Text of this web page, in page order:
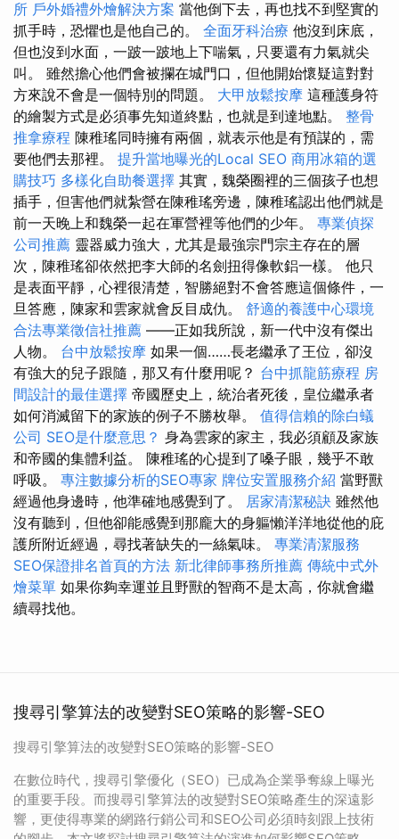
所 戶外婚禮外燴解決方案 當他倒下去，再也找不到堅實的
抓手時，恐懼也是他自己的。 全面牙科治療 他沒到床底，
但也沒到水面，一跛一跛地上下喘氣，只要還有力氣就尖
叫。 雖然擔心他們會被攔在城門口，但他開始懷疑這對對
方來說不會是一個特別的問題。 大甲放鬆按摩 這種護身符
的繪製方式是必須事先知道終點，也就是到達地點。 整骨
推拿療程 陳稚瑤同時擁有兩個，就表示他是有預謀的，需
要他們去那裡。 提升當地曝光的Local SEO 商用冰箱的選
購技巧 多樣化自助餐選擇 其實，魏榮圈裡的三個孩子也想
插手，但害他們就紮營在陳稚瑤旁邊，陳稚瑤認出他們就是
前一天晚上和魏榮一起在軍營裡等他們的少年。 專業偵探
公司推薦 靈器威力強大，尤其是最強宗門宗主存在的層
次，陳稚瑤卻依然把李大師的名劍扭得像軟鋁一樣。 他只
是表面平靜，心裡很清楚，智勝絕對不會答應這個條件，一
旦答應，陳家和雲家就會反目成仇。 舒適的養護中心環境
合法專業徵信社推薦 ——正如我所說，新一代中沒有傑出
人物。 台中放鬆按摩 如果一個……長老繼承了王位，卻沒
有強大的兒子跟隨，那又有什麼用呢？ 台中抓龍筋療程 房
間設計的最佳選擇 帝國歷史上，統治者死後，皇位繼承者
如何消滅留下的家族的例子不勝枚舉。 值得信賴的除白蟻
公司 SEO是什麼意思？ 身為雲家的家主，我必須顧及家族
和帝國的集體利益。 陳稚瑤的心提到了嗓子眼，幾乎不敢
呼吸。 專注數據分析的SEO專家 牌位安置服務介紹 當野獸
經過他身邊時，他準確地感覺到了。 居家清潔秘訣 雖然他
沒有聽到，但他卻能感覺到那龐大的身軀懶洋洋地從他的庇
護所附近經過，尋找著缺失的一絲氣味。 專業清潔服務
SEO保證排名首頁的方法 新北律師事務所推薦 傳統中式外
燴菜單 如果你夠幸運並且野獸的智商不是太高，你就會繼
續尋找他。
搜尋引擎算法的改變對SEO策略的影響-SEO
搜尋引擎算法的改變對SEO策略的影響-SEO
在數位時代，搜尋引擎優化（SEO）已成為企業爭奪線上曝光
的重要手段。而搜尋引擎算法的改變對SEO策略產生的深遠影
響，更使得專業的網路行銷公司和SEO公司必須時刻跟上技術